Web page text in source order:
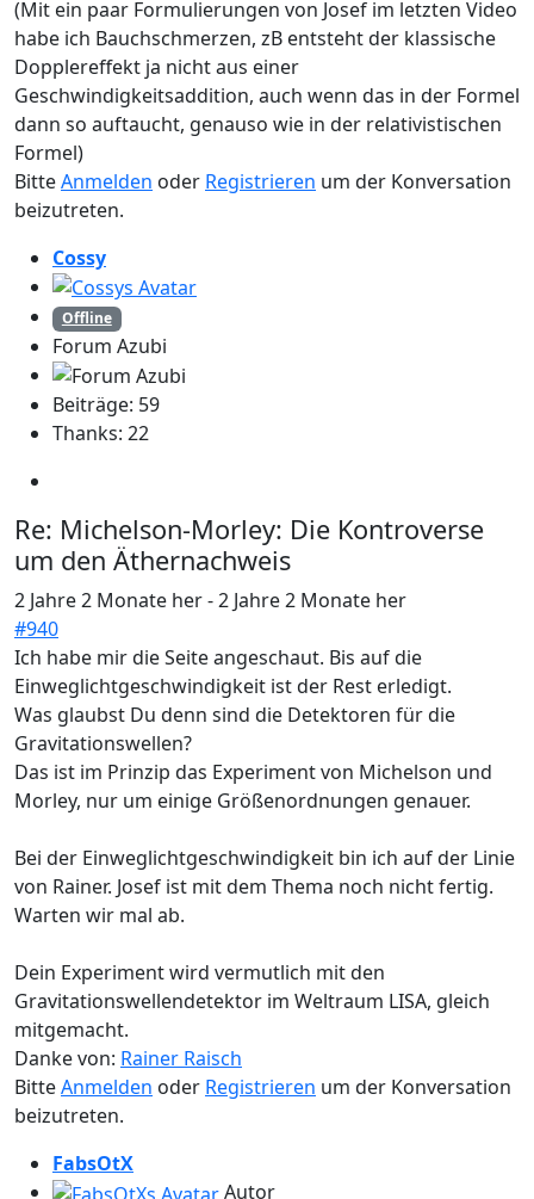
(Mit ein paar Formulierungen von Josef im letzten Video
habe ich Bauchschmerzen, zB entsteht der klassische
Dopplereffekt ja nicht aus einer
Geschwindigkeitsaddition, auch wenn das in der Formel
dann so auftaucht, genauso wie in der relativistischen
Formel)
BitteAnmelden oder Registrieren um der Konversation
beizutreten.
Cossy
Offline
Forum Azubi
Beiträge: 59
Thanks: 22
Re: Michelson-Morley: Die Kontroverse
um den Äthernachweis
2 Jahre 2 Monate her-2 Jahre 2 Monate her
#940
Ich habe mir die Seite angeschaut. Bis auf die
Einweglichtgeschwindigkeit ist der Rest erledigt.
Was glaubst Du denn sind die Detektoren für die
Gravitationswellen?
Das ist im Prinzip das Experiment von Michelson und
Morley, nur um einige Größenordnungen genauer.
Bei der Einweglichtgeschwindigkeit bin ich auf der Linie
von Rainer. Josef ist mit dem Thema noch nicht fertig.
Warten wir mal ab.
Dein Experiment wird vermutlich mit den
Gravitationswellendetektor im Weltraum LISA, gleich
mitgemacht.
Danke von: Rainer Raisch
BitteAnmelden oder Registrieren um der Konversation
beizutreten.
FabsOtX
Autor